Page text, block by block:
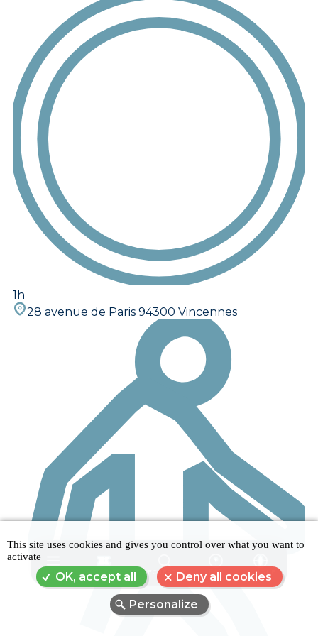
1h
28 avenue de Paris 94300 Vincennes
MENU RÉSERVER RECHERCHE FAQ LANGUE
This site uses cookies and gives you control over what you want to
activate
OK, accept all Deny all cookies
Personalize